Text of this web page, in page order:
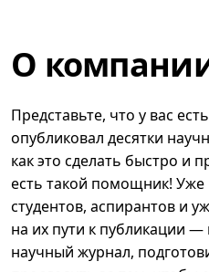
О
Представьте, что у вас
опубликовал десятки
как это сделать быстро и
есть такой помощник!
студентов, аспирантов и
на их пути к публикации
научный журнал,